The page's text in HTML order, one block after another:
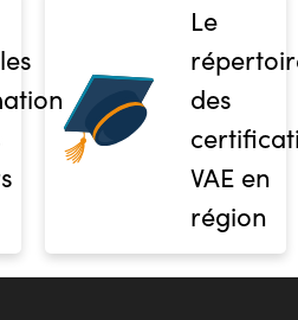
Le
des
VAE en
région